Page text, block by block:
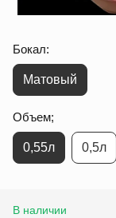
Бокал:
Матовый
Объем;
0,55л 0,5л
В наличии